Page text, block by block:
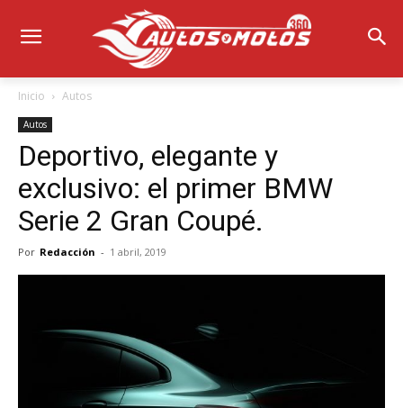
Inicio Autos
Autos
Deportivo, elegante y
exclusivo: el primer BMW
Serie 2 Gran Coupé.
Por Redacción - 1 abril, 2019